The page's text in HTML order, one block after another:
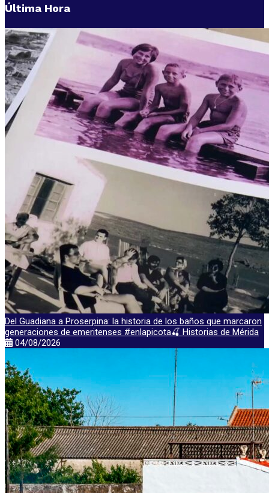
Última Hora
Del Guadiana a Proserpina: la historia de los baños que marcaron
generaciones de emeritenses #enlapicota🍒 Historias de Mérida
04/08/2026